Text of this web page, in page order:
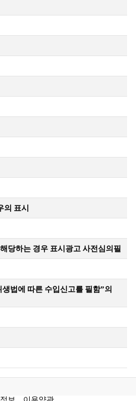
의 표시
당하는 경우 표시광고 사전심의필
법에 따른 수입신고를 필함”의